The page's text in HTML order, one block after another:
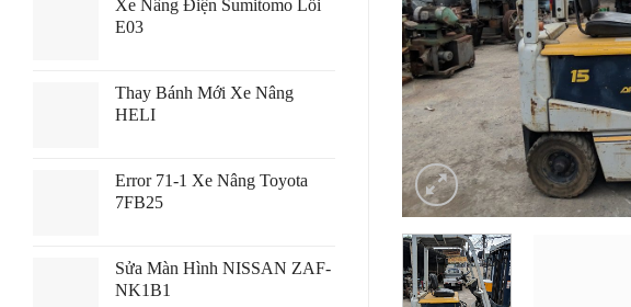
Xe Nâng Điện Sumitomo Lỗi
E03
Thay Bánh Mới Xe Nâng
HELI
Error 71-1 Xe Nâng Toyota
7FB25
Sửa Màn Hình NISSAN ZAF-
NK1B1